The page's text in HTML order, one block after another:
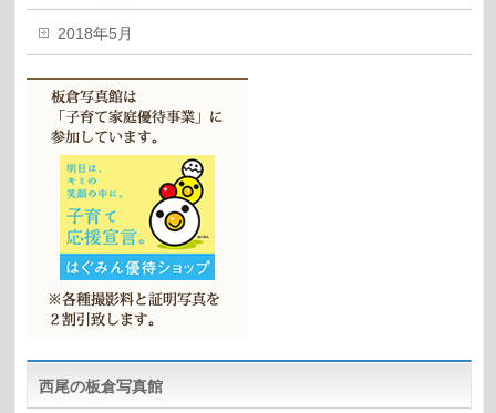
2018年5月
西尾の板倉写真館